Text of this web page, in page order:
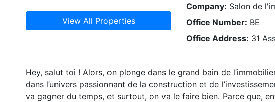
View All Properties
Company: Salon de
Office Number: BE
Office Address: 31
Hey, salut toi ! Alors, on plonge dans le grand bain de
dans l’univers passionnant de la construction et de
va gagner du temps, et surtout, on va le faire bien. Parce que,